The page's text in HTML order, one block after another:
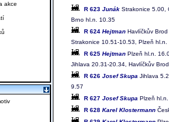
R 623 Junák Strakonice 5.00,
Brno hl.n. 10.35
R 624 Hejtman Havlíčkův
Strakonice 10.51-10.53, Plzeň hl.n.
R 625 Hejtman Plzeň hl.n.
Jihlava 20.31-20.34, Havlíčkův
R 626 Josef Skupa Jihlava
9.57
R 627 Josef Skupa Plzeň
R 628 Karel Klostermann
akce